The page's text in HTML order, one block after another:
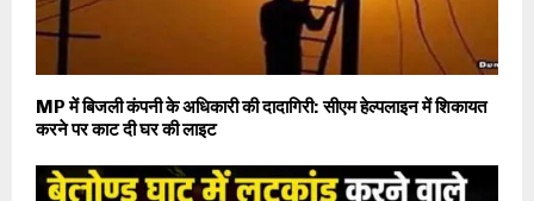
MP में बिजली कंपनी के अधिकारी की दादागिरी: सीएम हेल्पलाइन में शिकायत
करने पर काट दी घर की लाइट